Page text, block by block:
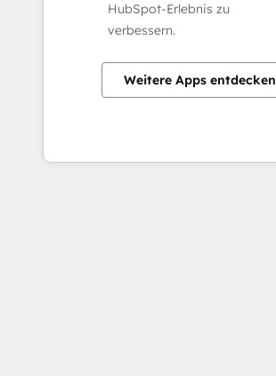
HubSpot-Erlebnis zu
verbessern.
Weitere Apps entdecken